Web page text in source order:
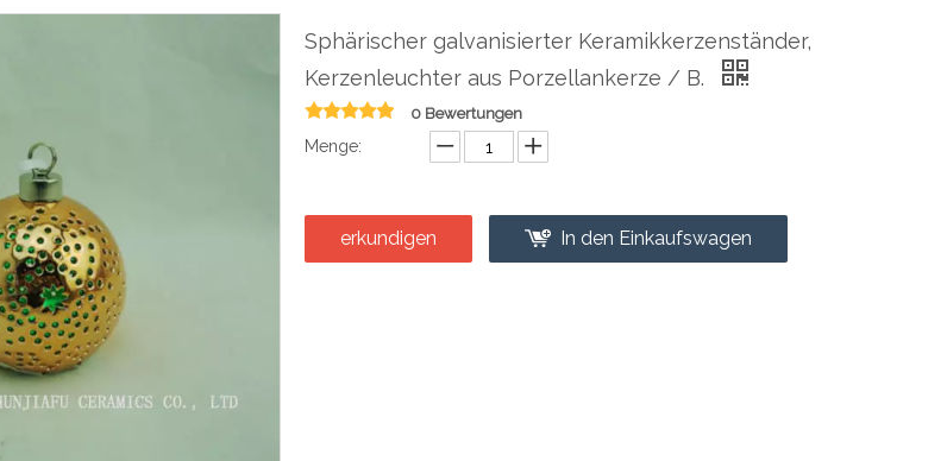
Sphärischer galvanisierter Keramikkerzenständer,
Kerzenleuchter aus Porzellankerze / B.
0 Bewertungen
Menge:
erkundigen In den Einkaufswagen